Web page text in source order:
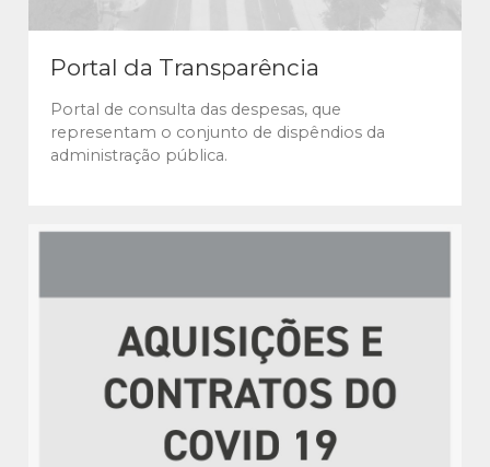
Portal da Transparência
Portal de consulta das despesas, que
representam o conjunto de dispêndios da
administração pública.